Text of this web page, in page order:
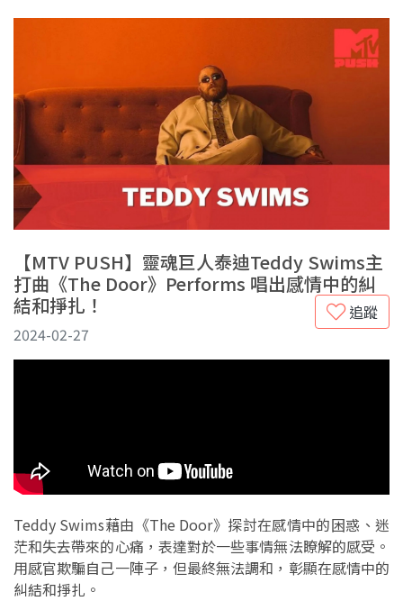
【MTV PUSH】靈魂巨人泰迪Teddy Swims主
打曲《The Door》Performs 唱出感情中的糾
結和掙扎！
追蹤
2024-02-27
Teddy Swims藉由《The Door》探討在感情中的困惑、迷
茫和失去帶來的心痛，表達對於一些事情無法瞭解的感受。
用感官欺騙自己一陣子，但最終無法調和，彰顯在感情中的
糾結和掙扎。